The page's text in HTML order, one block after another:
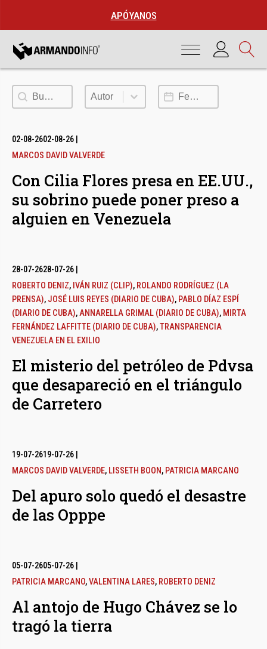
APÓYANOS
Buscar Autor
Autor Fecha de publicación
02-08-2602-08-26
MARCOS DAVID VALVERDE
Con Cilia Flores presa en EE.UU.,
su sobrino puede poner preso a
alguien en Venezuela
28-07-2628-07-26
ROBERTO DENIZ, IVÁN RUIZ (CLIP), ROLANDO RODRÍGUEZ (LA
PRENSA), JOSÉ LUIS REYES (DIARIO DE CUBA), PABLO DÍAZ ESPÍ
(DIARIO DE CUBA),ANNARELLA GRIMAL (DIARIO DE CUBA), MIRTA
FERNÁNDEZ LAFFITTE (DIARIO DE CUBA),TRANSPARENCIA
VENEZUELA EN EL EXILIO
El misterio del petróleo de Pdvsa
que desapareció en el triángulo
de Carretero
19-07-2619-07-26
MARCOS DAVID VALVERDE, LISSETH BOON, PATRICIA MARCANO
Del apuro solo quedó el desastre
de las Opppe
05-07-2605-07-26
PATRICIA MARCANO,VALENTINA LARES, ROBERTO DENIZ
Al antojo de Hugo Chávez se lo
tragó la tierra